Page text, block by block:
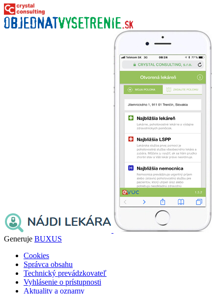
Generuje BUXUS
Cookies
Správca obsahu
Technický prevádzkovateľ
Vyhlásenie o prístupnosti
Aktuality a oznamy